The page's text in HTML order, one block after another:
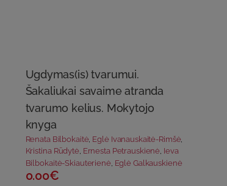
Ugdymas(is) tvarumui.
Šakaliukai savaime atranda
tvarumo kelius. Mokytojo
knyga
Renata Bilbokaitė Eglė Ivanauskaitė-Rimšė
Kristina Rūdytė, Ernesta Petrauskienė, Ieva
Bilbokaitė-Skiauterienė Eglė Galkauskienė
0.00€